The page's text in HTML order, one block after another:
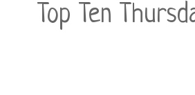
Top Ten